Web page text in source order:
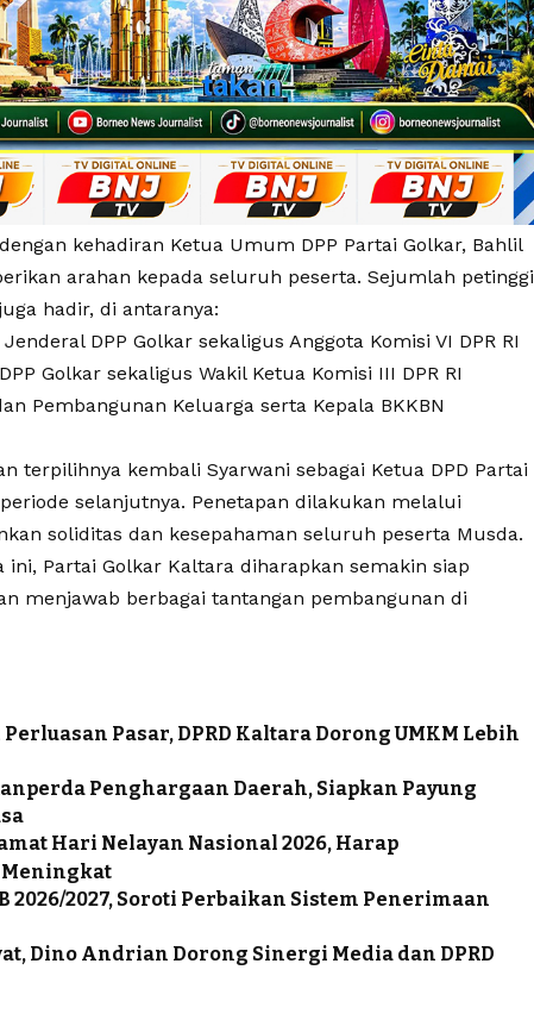
kehadiran Ketua Umum DPP Partai Golkar, Bahlil
arahan kepada seluruh peserta. Sejumlah petinggi
hadir, di antaranya:
DPP Golkar sekaligus Anggota Komisi VI DPR RI
Golkar sekaligus Wakil Ketua Komisi III DPR RI
Pembangunan Keluarga serta Kepala BKKBN
terpilihnya kembali Syarwani sebagai Ketua DPD Partai
selanjutnya. Penetapan dilakukan melalui
soliditas dan kesepahaman seluruh peserta Musda.
ini, Partai Golkar Kaltara diharapkan semakin siap
menjawab berbagai tantangan pembangunan di
Pasar, DPRD Kaltara Dorong UMKM Lebih
Penghargaan Daerah, Siapkan Payung
Hari Nelayan Nasional 2026, Harap
Meningkat
2026/2027, Soroti Perbaikan Sistem Penerimaan
Dino Andrian Dorong Sinergi Media dan DPRD